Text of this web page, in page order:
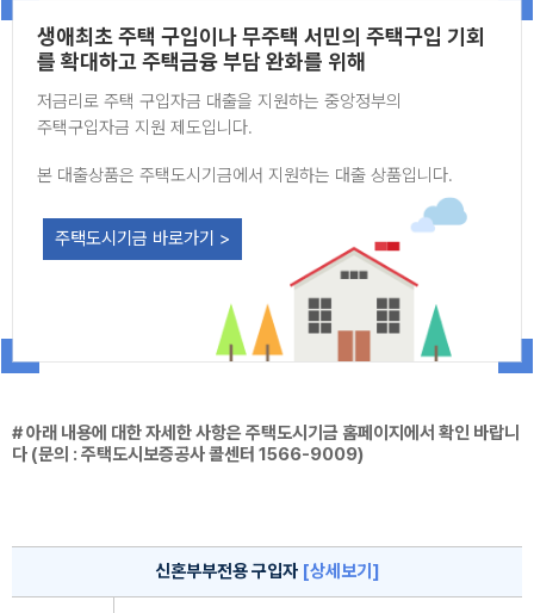
생애최초 주택 구입이나 무주택 서민의 주택구입 기회
를 확대하고 주택금융 부담 완화를 위해
저금리로 주택 구입자금 대출을 지원하는 중앙정부의
주택구입자금 지원 제도입니다.
본 대출상품은 주택도시기금에서 지원하는 대출 상품입니다.
주택도시기금 바로가기 >
# 아래 내용에 대한 자세한 사항은 주택도시기금 홈페이지에서 확인 바랍니
다 (문의 : 주택도시보증공사 콜센터 1566-9009)
신혼부부전용 구입자 [상세보기]